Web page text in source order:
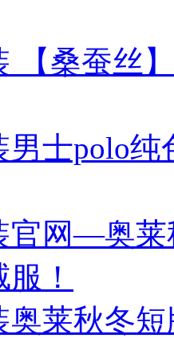
【桑蚕丝
男士polo
官网—奥莱
！
奥莱秋冬